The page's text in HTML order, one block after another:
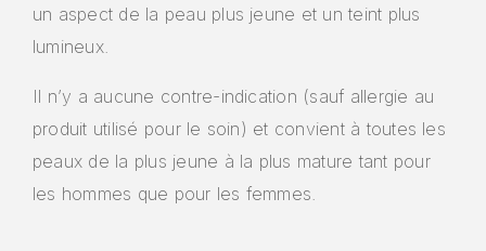
un aspect de la peau plus jeune et un teint plus
lumineux.
Il n’y a aucune contre-indication (sauf allergie au
produit utilisé pour le soin) et convient à toutes les
peaux de la plus jeune à la plus mature tant pour
les hommes que pour les femmes.
vos centres
d'intérêt et
votre
comportement
visitez notre